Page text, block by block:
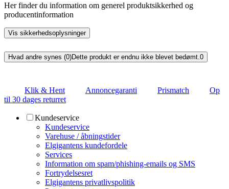
Her finder du information om generel produktsikkerhed og
producentinformation
Vis sikkerhedsoplysninger
Hvad andre synes (0)Dette produkt er endnu ikke blevet bedømt. 0
Klik & Hent Annoncegaranti Prismatch
Op
til 30 dages returret
Kundeservice
Kundeservice
Varehuse / åbningstider
Elgigantens kundefordele
Services
Information om spam/phishing-emails og SMS
Fortrydelsesret
Elgigantens privatlivspolitik